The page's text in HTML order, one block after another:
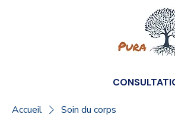
Accueil Soin du corps